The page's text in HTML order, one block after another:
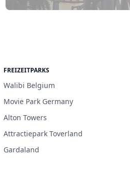
FREIZEITPARKS
Walibi Belgium
Movie Park Germany
Alton Towers
Attractiepark Toverland
Gardaland